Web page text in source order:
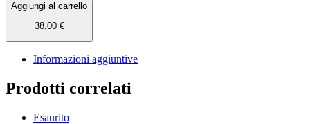
Aggiungi al carrello
38,00 €
Informazioni aggiuntive
Prodotti correlati
Esaurito